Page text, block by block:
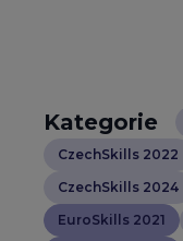
Kategorie
CzechSkills 2022
CzechSkills 2024
EuroSkills 2021